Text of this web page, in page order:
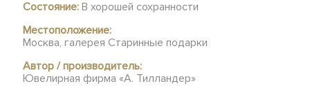
Состояние: В хорошей сохранности
Местоположение:
Москва, галерея Старинные подарки
Автор / производитель:
Ювелирная фирма «А. Тилландер»